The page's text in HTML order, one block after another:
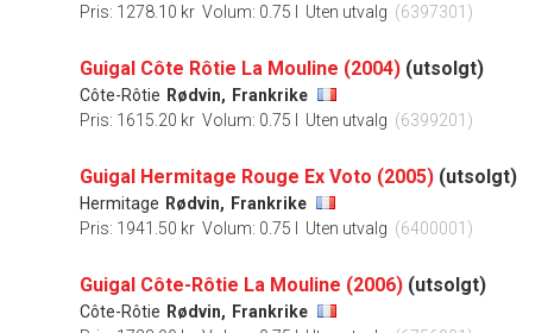
Pris: 1278.10 kr Volum: 0.75 l Uten utvalg (6397301)
Guigal Côte Rôtie La Mouline (2004) (utsolgt)
Côte-Rôtie Rødvin, Frankrike
Pris: 1615.20 kr Volum: 0.75 l Uten utvalg (6399201)
Guigal Hermitage Rouge Ex Voto (2005) (utsolgt)
Hermitage Rødvin, Frankrike
Pris: 1941.50 kr Volum: 0.75 l Uten utvalg (6400001)
Guigal Côte-Rôtie La Mouline (2006) (utsolgt)
Côte-Rôtie Rødvin, Frankrike